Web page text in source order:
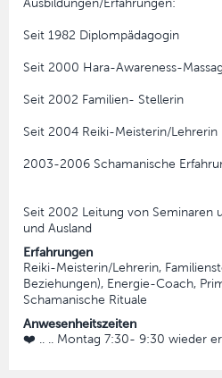
Seit 1982 Diplompädagogin
Seit 2000 Hara-Awareness-
Seit 2002 Familien- Stellerin
Seit 2004 Reiki-Meisterin/Lehrerin
2003-2006 Schamanische
Seit 2002 Leitung von Seminaren
und Ausland
Erfahrungen
Reiki-Meisterin/Lehrerin,
Beziehungen), Energie-Coach,
Schamanische Rituale
Anwesenheitszeiten
❤️ .. .. Montag 7:30- 9:30 wieder